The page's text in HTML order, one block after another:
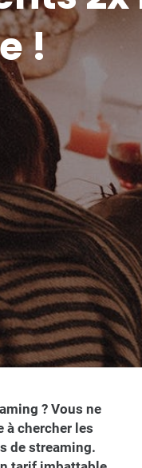
!
? Vous ne
à chercher les
de streaming.